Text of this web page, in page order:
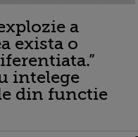
a
exista o
intelege
din functie